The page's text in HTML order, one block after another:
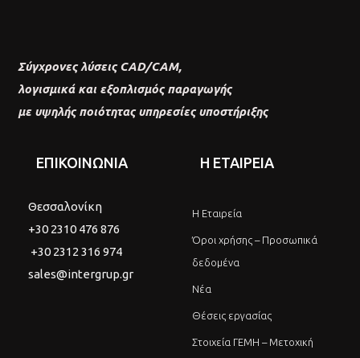
Σύγχρονες λύσεις CAD/CAM,
λογισμικά και εξοπλισμός παραγωγής
με υψηλής ποιότητας υπηρεσίες υποστήριξης
ΕΠΙΚΟΙΝΩΝΙΑ
Θεσσαλονίκη
+30 2310 476 876
+30 2312 316 974
sales@intergrup.gr
Η ΕΤΑΙΡΕΙΑ
Η Εταιρεία
Όροι χρήσης – Προσωπικά
δεδομένα
Νέα
Θέσεις εργασίας
Στοιχεία ΓΕΜΗ – Μετοχική